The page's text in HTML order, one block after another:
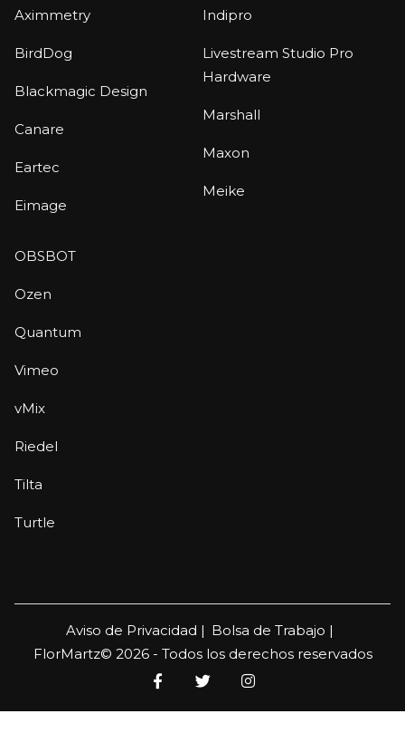
Aximmetry
BirdDog
Blackmagic Design
Canare
Eartec
Eimage
Indipro
Livestream Studio Pro
Hardware
Marshall
Maxon
Meike
OBSBOT
Ozen
Quantum
Vimeo
vMix
Riedel
Tilta
Turtle
Aviso de Privacidad | Bolsa de Trabajo |
FlorMartz© 2026 - Todos los derechos reservados